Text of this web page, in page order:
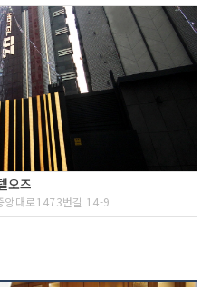
오즈
앙대로1473번길 14-9